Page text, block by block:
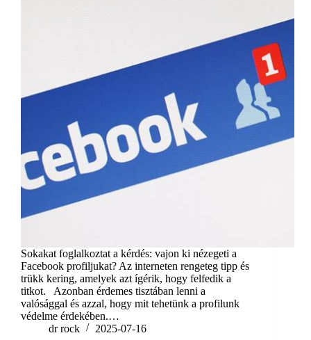
Sokakat foglalkoztat a kérdés: vajon ki nézegeti a
Facebook profiljukat? Az interneten rengeteg tipp és
trükk kering, amelyek azt ígérik, hogy felfedik a
titkot. Azonban érdemes tisztában lenni a
valósággal és azzal, hogy mit tehetünk a profilunk
védelme érdekében.…
dr rock
2025-07-16